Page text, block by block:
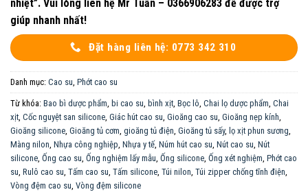
nhiệt”. Vui lòng liên hệ Mr Tuấn – 0366906283 để được trợ
giúp nhanh nhất!
Đặt hàng liên hệ: 0773 342 310
Danh mục: Cao su, Phớt cao su
Từ khóa: Bao bì dược phẩm, bi cao su, bình xịt, Bọc lô, Chai lọ dược phẩm, Chai
xịt, Cốc nguyệt san silicone, Giác hút cao su, Gioăng cao su, Gioăng nẹp kính,
Gioăng silicone, Gioăng tủ cơm, gioăng tủ điện, Gioăng tủ sấy, lọ xịt phun sương,
Màng nilon, Nhựa công nghiệp, Nhựa y tế, Núm hút cao su, Nút cao su, Nút
silicone, Ống cao su, Ống nghiệm lấy mẫu, Ống silicone, Ống xét nghiệm, Phớt cao
su, Rulô cao su, Tấm cao su, Tấm silicone, Túi nilon, Túi zipper chống tĩnh điện,
Vòng đệm cao su, Vòng đệm silicone